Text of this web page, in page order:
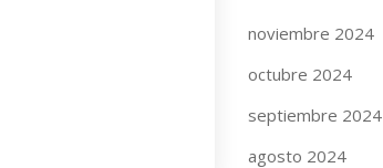
noviembre 2024
octubre 2024
septiembre 2024
agosto 2024